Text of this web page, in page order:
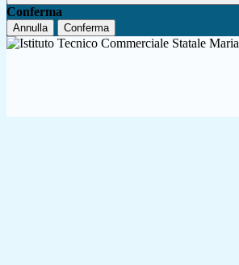
Conferma
Annulla Conferma